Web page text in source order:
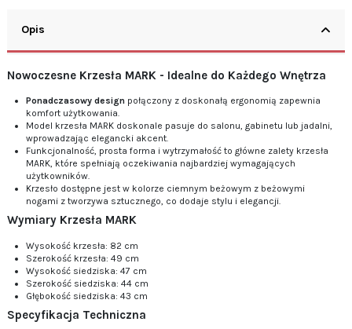
Opis
Nowoczesne Krzesła MARK - Idealne do Każdego Wnętrza
Ponadczasowy design połączony z doskonałą ergonomią zapewnia
komfort użytkowania.
Model krzesła MARK doskonale pasuje do salonu, gabinetu lub jadalni,
wprowadzając elegancki akcent.
Funkcjonalność, prosta forma i wytrzymałość to główne zalety krzesła
MARK, które spełniają oczekiwania najbardziej wymagających
użytkowników.
Krzesło dostępne jest w kolorze ciemnym beżowym z beżowymi
nogami z tworzywa sztucznego, co dodaje stylu i elegancji.
Wymiary Krzesła MARK
Wysokość krzesła: 82 cm
Szerokość krzesła: 49 cm
Wysokość siedziska: 47 cm
Szerokość siedziska: 44 cm
Głębokość siedziska: 43 cm
Specyfikacja Techniczna